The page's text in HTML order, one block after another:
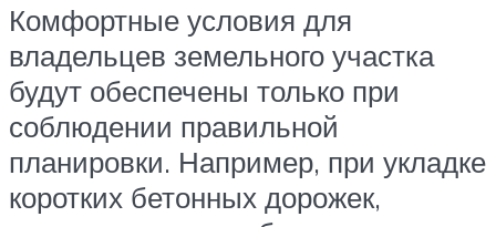
Комфортные условия для
владельцев земельного участка
будут обеспечены только при
соблюдении правильной
планировки. Например, при укладке
коротких бетонных дорожек,